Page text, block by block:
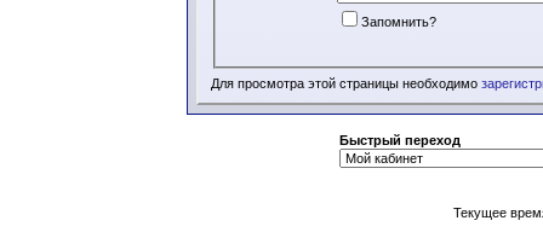
Запомнить?
Для просмотра этой страницы необходимо
Быстрый переход
Текущее